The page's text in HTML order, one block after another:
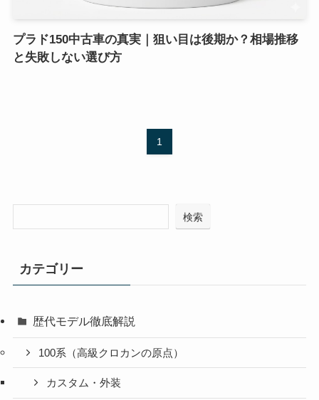
プラド150中古車の真実｜狙い目は後期か？相場推移
と失敗しない選び方
1
検索
カテゴリー
歴代モデル徹底解説
100系（高級クロカンの原点）
カスタム・外装